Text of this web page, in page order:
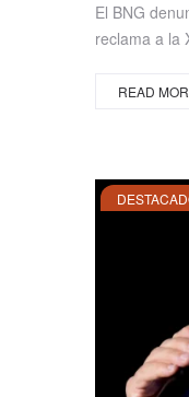
El BNG
reclama a la
READ